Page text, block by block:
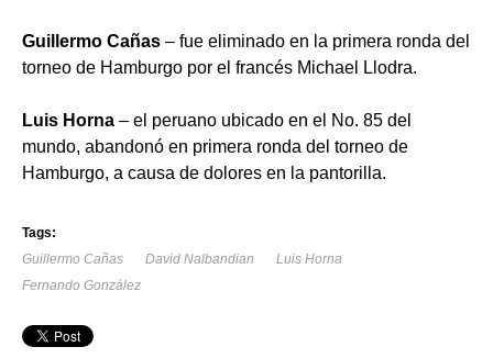
Guillermo Cañas – fue eliminado en la primera ronda del
torneo de Hamburgo por el francés Michael Llodra.
Luis Horna – el peruano ubicado en el No. 85 del
mundo, abandonó en primera ronda del torneo de
Hamburgo, a causa de dolores en la pantorilla.
Tags:
Guillermo Cañas
David Nalbandian
Luis Horna
Fernando González